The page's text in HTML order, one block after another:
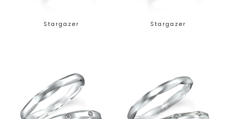
Stargazer Stargazer